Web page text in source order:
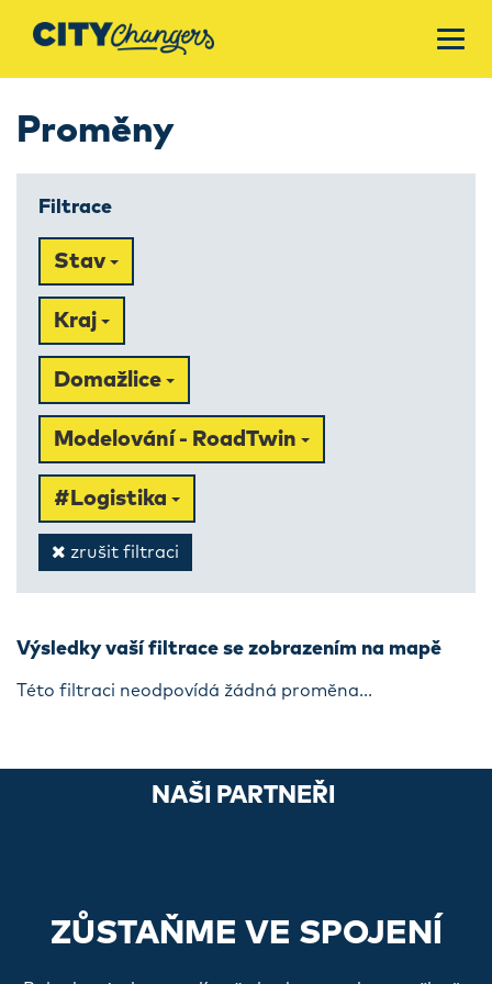
Proměny
Filtrace
Stav
Kraj
Domažlice
Modelování - RoadTwin
#Logistika
zrušit filtraci
Výsledky vaší filtrace se zobrazením na mapě
Této filtraci neodpovídá žádná proměna...
NAŠI PARTNEŘI
ZŮSTAŇME VE SPOJENÍ